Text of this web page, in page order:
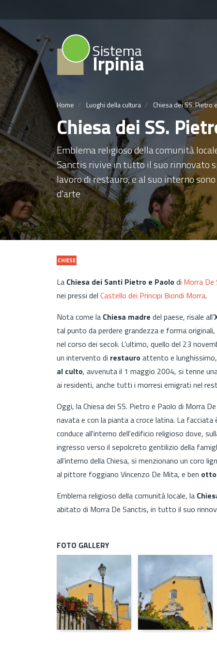
Sistema
Irpinia
Home Luoghi della cultura Chiesa dei SS. Pietro
Chiesa dei SS.
Emblema religioso della comunità
Sanctis rivive in tutto il suo rinnovato
lavoro di restauro, e al suo interno
d'arte
CHIESE
La Chiesa dei Santi Pietro e Paolodi Morra De
nei pressi del Castello dei Principi Biondi Morra.
Nota come la Chiesa madre del paese, risale all'
tal punto da perdere grandezza e forma
nel corso dei secoli. L’ultimo, quello del 23
un intervento di restauroattento e
al culto, avvenuta il 1 maggio 2004, si tenne
ai residenti, anche tutti i morresi emigrati nel
Oggi, la Chiesa dei SS. Pietro e Paolo di Morra
navata e con la pianta a croce latina. La facciata
conduce all'interno dell'edificio religioso dove,
ingresso verso il sepolcreto gentilizio della
all'interno della Chiesa, si menzionano un coro
al pittore foggiano Vincenzo De Mita, e ben
Emblema religioso della comunità locale, la
abitato di Morra De Sanctis, in tutto il suo
FOTO GALLERY